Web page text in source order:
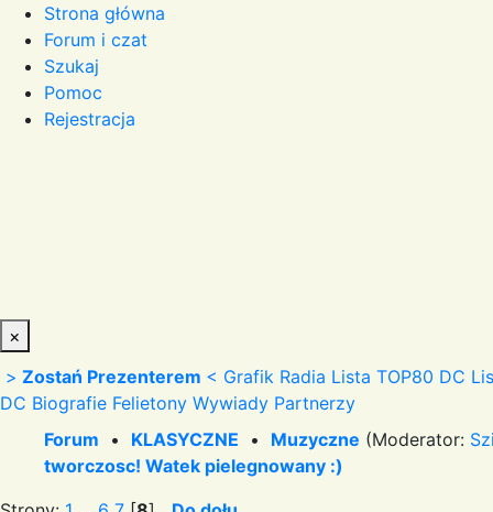
Strona główna
Forum i czat
Szukaj
Pomoc
Rejestracja
×
> Zostań Prezenterem < Grafik Radia Lista TOP80 DC
DC Biografie Felietony Wywiady Partnerzy
Forum • KLASYCZNE • Muzyczne (Moderator:
tworczosc! Watek pielegnowany :)